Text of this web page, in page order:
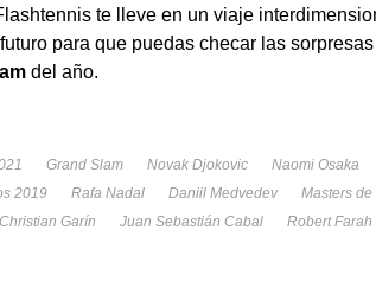
te lleve en un viaje
para que puedas checar las
del año.
Grand Slam Novak Djokovic Naomi Osaka
2019 Rafa Nadal Daniil Medvedev Masters de
Christian Garín Juan Sebastián Cabal Robert Farah